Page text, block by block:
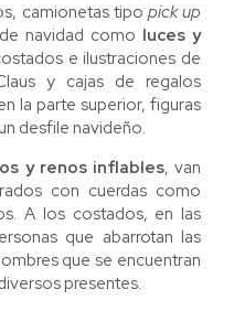
camionetas tipo pick up
navidad como luces y
e ilustraciones de
y cajas de regalos
la parte superior, figuras
desfile navideño.
y renos inflables, van
con cuerdas como
A los costados, en las
que abarrotan las
que se encuentran
presentes.